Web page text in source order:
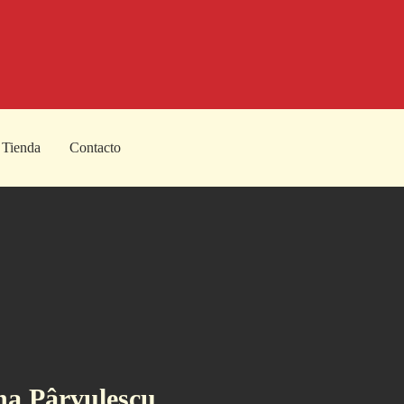
Tienda Contacto
Pârvulescu